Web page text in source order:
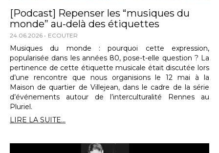
[Podcast] Repenser les “musiques du
monde” au-delà des étiquettes
24.06.2026 ECOUTER
Musiques du monde : pourquoi cette expression,
popularisée dans les années 80, pose-t-elle question ? La
pertinence de cette étiquette musicale était discutée lors
d’une rencontre que nous organisions le 12 mai à la
Maison de quartier de Villejean, dans le cadre de la série
d’événements autour de l’interculturalité Rennes au
Pluriel.
LIRE LA SUITE...